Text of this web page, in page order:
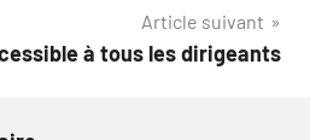
Article suivant
à tous les dirigeants